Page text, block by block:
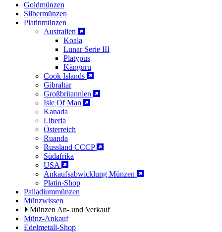
Goldmünzen
Silbermünzen
Platinmünzen
Australien
Koala
Lunar Serie III
Platypus
Känguru
Cook Islands
Gibraltar
Großbritannien
Isle Of Man
Kanada
Liberia
Österreich
Ruanda
Russland CCCP
Südafrika
USA
Ankaufsabwicklung Münzen
Platin-Shop
Palladiummünzen
Münzwissen
Münzen An- und Verkauf
Münz-Ankauf
Edelmetall-Shop